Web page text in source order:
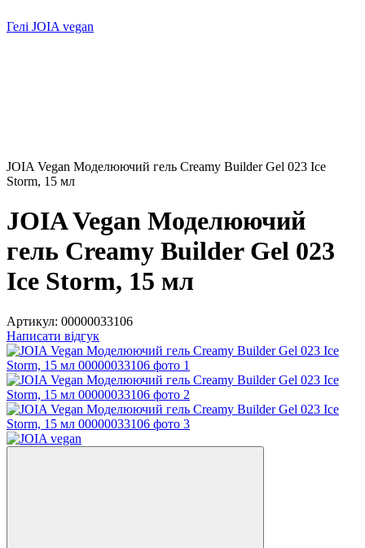
Гелі JOIA vegan
JOIA Vegan Моделюючий гель Creamy Builder Gel 023 Ice
Storm, 15 мл
JOIA Vegan Моделюючий
гель Creamy Builder Gel 023
Ice Storm, 15 мл
Артикул: 00000033106
Написати відгук